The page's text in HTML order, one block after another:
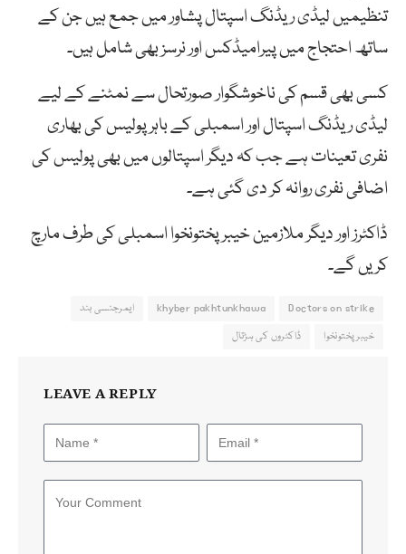
تنظیمیں لیڈی ریڈنگ اسپتال پشاور میں جمع ہیں جن کے
ساتھ احتجاج میں پیرامیڈکس اور نرسز بھی شامل ہیں۔
کسی بھی قسم کی ناخوشگوار صورتحال سے نمٹنے کے لیے
لیڈی ریڈنگ اسپتال اور اسمبلی کے باہر پولیس کی بھاری
نفری تعینات ہے جب کہ دیگر اسپتالوں میں بھی پولیس کی
اضافی نفری روانہ کر دی گئی ہے۔
ڈاکٹرز اور دیگر ملازمین خیبرپختونخوا اسمبلی کی طرف مارچ
کریں گے۔
Doctors on strike
khyber pakhtunkhawa
ایمرجنسی بند
خیبرپختونخوا
ڈاکٹروں کی ہڑتال
LEAVE A REPLY